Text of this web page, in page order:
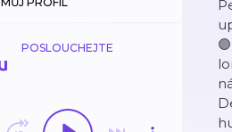
POSLOUCHEJTE